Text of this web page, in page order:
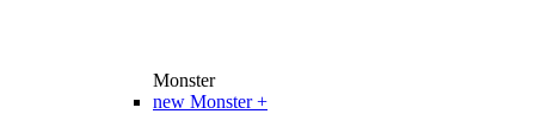
Monster
new Monster +